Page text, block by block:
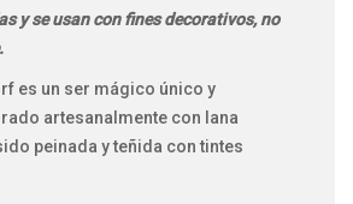
y se usan con fines decorativos, no
es un ser mágico único y
artesanalmente con lana
peinada y teñida con tintes